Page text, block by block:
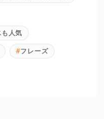
人気
フレーズ